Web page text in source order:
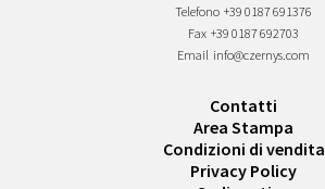
Telefono +39 0187 691376
Fax +39 0187 692703
Email info@czernys.com
Contatti
Area Stampa
Condizioni di vendita
Privacy Policy